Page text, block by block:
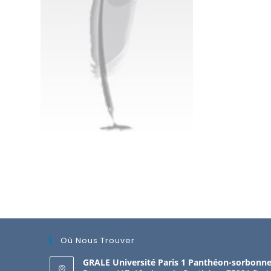
Où Nous Trouver
GRALE Université Paris 1 Panthéon-